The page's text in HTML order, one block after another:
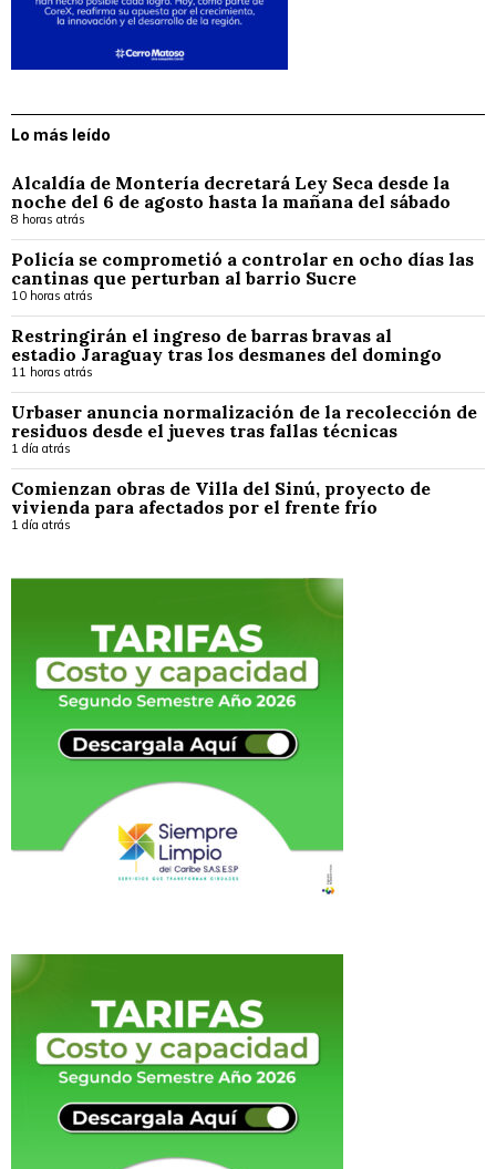
Lo más leído
Alcaldía de Montería decretará Ley Seca desde la
noche del 6 de agosto hasta la mañana del sábado
8 horas atrás
Policía se comprometió a controlar en ocho días las
cantinas que perturban al barrio Sucre
10 horas atrás
Restringirán el ingreso de barras bravas al
estadio Jaraguay tras los desmanes del domingo
11 horas atrás
Urbaser anuncia normalización de la recolección de
residuos desde el jueves tras fallas técnicas
1 día atrás
Comienzan obras de Villa del Sinú, proyecto de
vivienda para afectados por el frente frío
1 día atrás